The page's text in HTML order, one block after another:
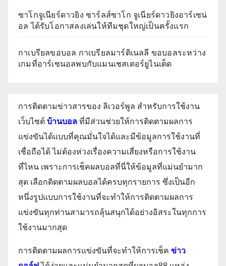
ซาโกจูเนียร์ดาวยิง ชาร์ลส์ซาโก จูเนียร์ดาวยิงอาร์เซน่
อล ได้รับโอกาสลงเล่นให้ทีมชุดใหญ่เป็นครั้งแรก
กาเบรียลขอบอล กาเบรียลมาร์ติเนลลี ขอบอลระหว่าง
เกมที่อาร์เซนอลพบกับแมนเชสเตอร์ยูไนเต็ด
การติดตามข่าวสารของ ลิเวอร์พูล สำหรับการใช้งาน
เว็บไซต์ บ้านบอล ที่มีส่วนช่วยให้การติดตามผลการ
แข่งขันได้แบบที่คุณมั่นใจได้และมีข้อมูลการใช้งานที่
เชื่อถือได้ ไม่ต้องห่วงเรื่องความเสี่ยงหรือการใช้งาน
ที่ไหน เพราะการเช็คผลบอลที่นี่ให้ข้อมูลที่แม่นยำมาก
สุด เลือกติดตามผลบอลได้ครบทุกรายการ ซึ่งเป็นอีก
หนึ่งรูปแบบการใช้งานที่จะทำให้การติดตามผลการ
แข่งขันทุกท่านสามารถลุ้นสนุกได้อย่างอิสระในทุกการ
ใช้งานมากสุด
การติดตามผลการแข่งขันที่จะทำให้การเช็ค ข่าว